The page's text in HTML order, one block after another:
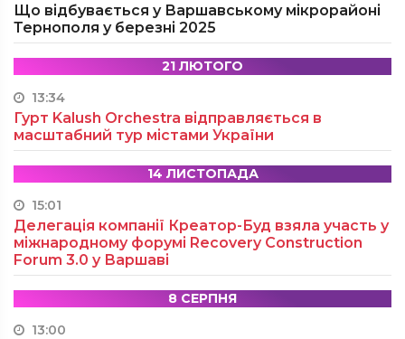
Що відбувається у Варшавському мікрорайоні
Тернополя у березні 2025
21 ЛЮТОГО
13:34
Гурт Kalush Orchestra відправляється в
масштабний тур містами України
14 ЛИСТОПАДА
15:01
Делегація компанії Креатор-Буд взяла участь у
міжнародному форумі Recovery Construction
Forum 3.0 у Варшаві
8 СЕРПНЯ
13:00